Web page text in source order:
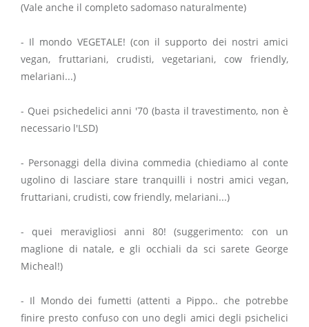
(Vale anche il completo sadomaso naturalmente)
- Il mondo VEGETALE! (con il supporto dei nostri amici
vegan, fruttariani, crudisti, vegetariani, cow friendly,
melariani...)
- Quei psichedelici anni '70 (basta il travestimento, non è
necessario l'LSD)
- Personaggi della divina commedia (chiediamo al conte
ugolino di lasciare stare tranquilli i nostri amici vegan,
fruttariani, crudisti, cow friendly, melariani...)
- quei meravigliosi anni 80! (suggerimento: con un
maglione di natale, e gli occhiali da sci sarete George
Micheal!)
- Il Mondo dei fumetti (attenti a Pippo.. che potrebbe
finire presto confuso con uno degli amici degli psichelici